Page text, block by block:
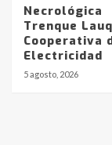
Necrológica
Trenque
Cooperativa
Electricidad
5 agosto, 2026
La